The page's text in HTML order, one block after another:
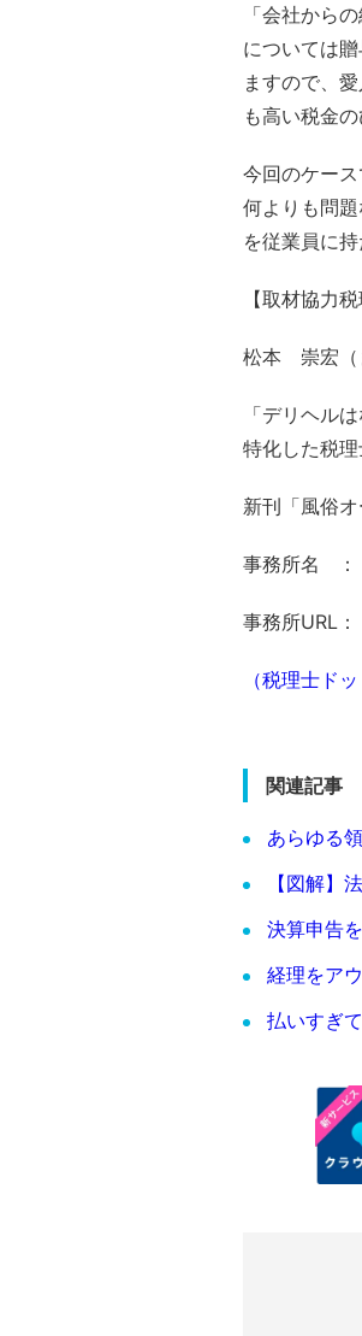
「会社から
については
ますので、
も高い税金
今回のケー
何よりも問
を従業員に
【取材協力税
松本 崇宏（
「デリヘル
特化した税
新刊「風俗
事務所名 ：
事務所URL：
（税理士ド
関連記事
あらゆる
【図解】
決算申告
経理をア
払いすぎ